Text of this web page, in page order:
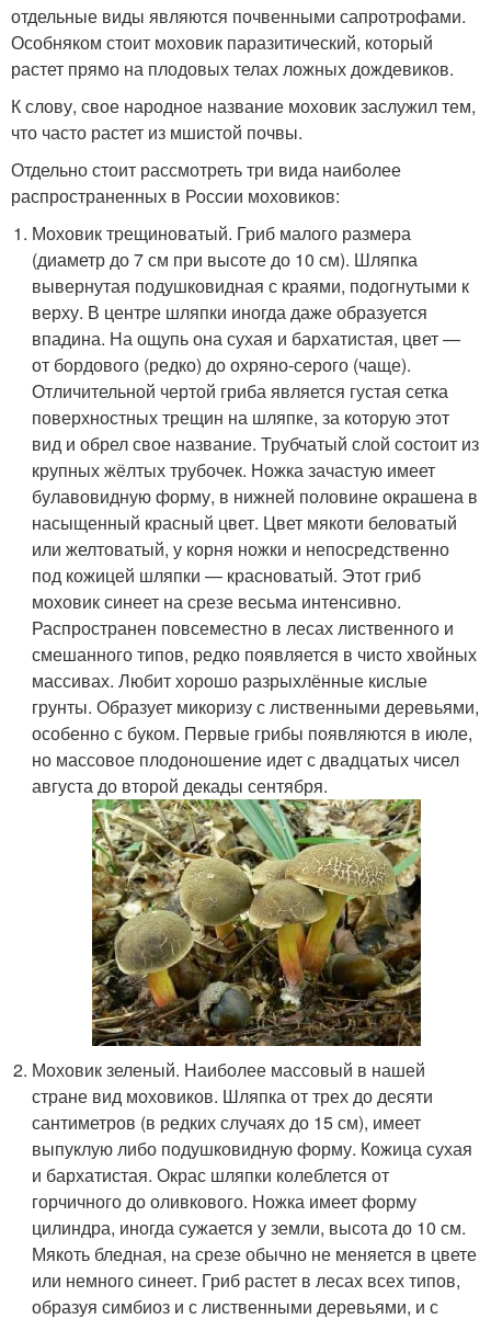
отдельные виды являются почвенными сапротрофами.
Особняком стоит моховик паразитический, который
растет прямо на плодовых телах ложных дождевиков.
К слову, свое народное название моховик заслужил тем,
что часто растет из мшистой почвы.
Отдельно стоит рассмотреть три вида наиболее
распространенных в России моховиков:
Моховик трещиноватый. Гриб малого размера
(диаметр до 7 см при высоте до 10 см). Шляпка
вывернутая подушковидная с краями, подогнутыми к
верху. В центре шляпки иногда даже образуется
впадина. На ощупь она сухая и бархатистая, цвет —
от бордового (редко) до охряно-серого (чаще).
Отличительной чертой гриба является густая сетка
поверхностных трещин на шляпке, за которую этот
вид и обрел свое название. Трубчатый слой состоит из
крупных жёлтых трубочек. Ножка зачастую имеет
булавовидную форму, в нижней половине окрашена в
насыщенный красный цвет. Цвет мякоти беловатый
или желтоватый, у корня ножки и непосредственно
под кожицей шляпки — красноватый. Этот гриб
моховик синеет на срезе весьма интенсивно.
Распространен повсеместно в лесах лиственного и
смешанного типов, редко появляется в чисто хвойных
массивах. Любит хорошо разрыхлённые кислые
грунты. Образует микоризу с лиственными деревьями,
особенно с буком. Первые грибы появляются в июле,
но массовое плодоношение идет с двадцатых чисел
августа до второй декады сентября.
Моховик зеленый. Наиболее массовый в нашей
стране вид моховиков. Шляпка от трех до десяти
сантиметров (в редких случаях до 15 см), имеет
выпуклую либо подушковидную форму. Кожица сухая
и бархатистая. Окрас шляпки колеблется от
горчичного до оливкового. Ножка имеет форму
цилиндра, иногда сужается у земли, высота до 10 см.
Мякоть бледная, на срезе обычно не меняется в цвете
или немного синеет. Гриб растет в лесах всех типов,
образуя симбиоз и с лиственными деревьями, и с